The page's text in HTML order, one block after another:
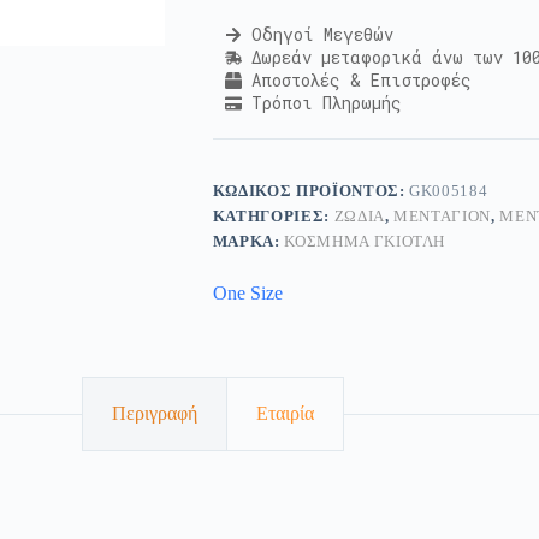
Οδηγοί Μεγεθών
Δωρεάν μεταφορικά άνω των
Αποστολές & Επιστροφές
Τρόποι Πληρωμής
ΚΩΔΙΚΌΣ ΠΡΟΪΌΝΤΟΣ:GK005184
ΚΑΤΗΓΟΡΊΕΣ: ΖΏΔΙΑ,ΜΕΝΤΑΓΙΌΝ,
ΜΆΡΚΑ:ΚΟΣΜΗΜΑ ΓΚΙΟΤΛΗ
One Size
Περιγραφή Εταιρία